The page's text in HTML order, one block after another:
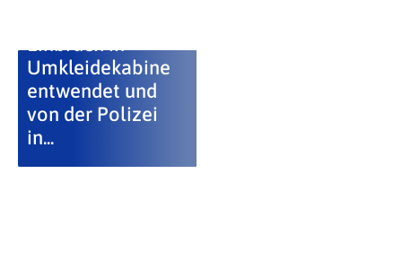
Umkleidekabine
entwendet und
von der Polizei
in...